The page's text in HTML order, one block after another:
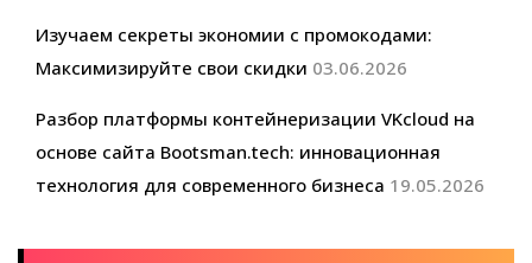
Изучаем секреты экономии с промокодами:
Максимизируйте свои скидки 03.06.2026
Разбор платформы контейнеризации VKcloud на
основе сайта Bootsman.tech: инновационная
технология для современного бизнеса 19.05.2026